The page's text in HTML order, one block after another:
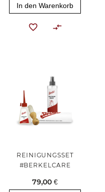
In den Warenkorb
REINIGUNGSSET
#BERKELCARE
79,00 €